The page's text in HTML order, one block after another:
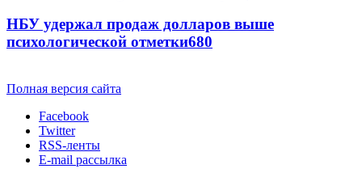
НБУ удержал продаж долларов выше
психологической отметки680
Полная версия сайта
Facebook
Twitter
RSS-ленты
E-mail рассылка